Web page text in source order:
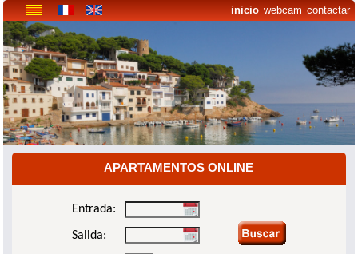
inicio webcam contactar
APARTAMENTOS ONLINE
Entrada:
Salida: